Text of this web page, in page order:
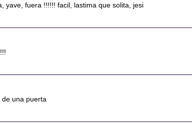
yave, fuera !!!!!! facil, lastima que solita, jesi
una puerta